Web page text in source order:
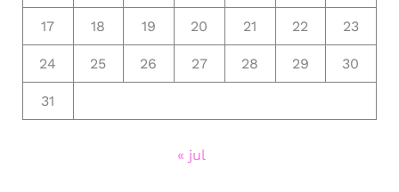
17 18 19 20 21 22 23
24 25 26 27 28 29 30
31
« jul